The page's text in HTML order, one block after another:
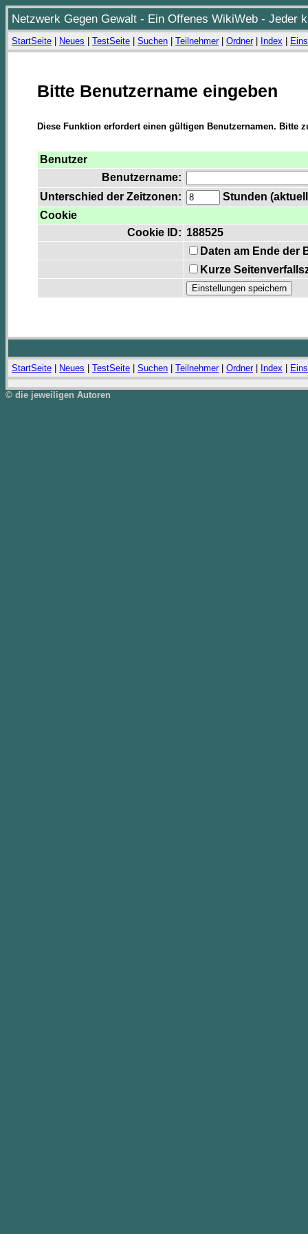
Netzwerk Gegen Gewalt - Ein Offenes WikiWeb - Jeder
StartSeite Neues TestSeite Suchen Teilnehmer| Ordner| Index
Bitte Benutzername eingeben
Diese Funktion erfordert einen gültigen Benutzernamen. Bitte
Benutzer
Benutzername:
Unterschied der Zeitzonen:
Stunden
Cookie
Cookie ID: 188525
Daten am Ende der
Kurze
StartSeite Neues TestSeite Suchen Teilnehmer| Ordner| Index
© die jeweiligen Autoren